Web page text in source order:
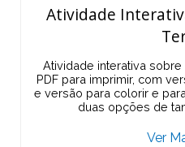
Atividade
Atividade interativa
PDF para imprimir, com
e versão para colorir e
duas opções de
Ver